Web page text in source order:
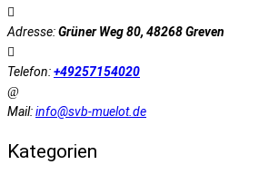
Adresse:Grüner Weg 80, 48268 Greven
Telefon:+49257154020
Mail:info@svb-muelot.de
Kategorien